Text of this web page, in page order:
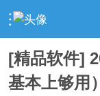
› 社区广场 › 精品
[精品软件]
基本上够用）